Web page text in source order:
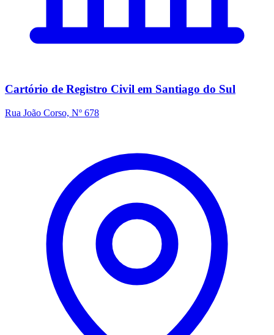
Cartório de Registro Civil em Santiago do Sul
Rua João Corso, Nº 678